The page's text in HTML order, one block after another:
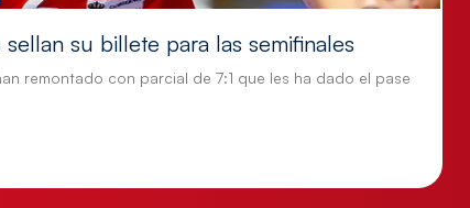
su billete para las semifinales
remontado con parcial de 7:1 que les ha dado el pase